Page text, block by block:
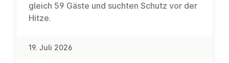
gleich 59 Gäste und suchten Schutz vor der
Hitze.
19. Juli 2026